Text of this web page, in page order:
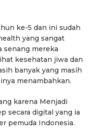
ke-5 dan ini sudah
yang sangat
senang mereka
kesehatan jiwa dan
banyak yang masih
menambahkan.
karena Menjadi
secara digital yang ia
pemuda Indonesia.